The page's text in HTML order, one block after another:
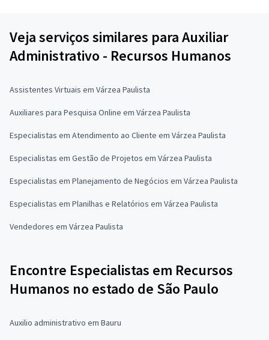
Veja serviços similares para Auxiliar
Administrativo - Recursos Humanos
Assistentes Virtuais em Várzea Paulista
Auxiliares para Pesquisa Online em Várzea Paulista
Especialistas em Atendimento ao Cliente em Várzea Paulista
Especialistas em Gestão de Projetos em Várzea Paulista
Especialistas em Planejamento de Negócios em Várzea Paulista
Especialistas em Planilhas e Relatórios em Várzea Paulista
Vendedores em Várzea Paulista
Encontre Especialistas em Recursos
Humanos no estado de São Paulo
Auxilio administrativo em Bauru